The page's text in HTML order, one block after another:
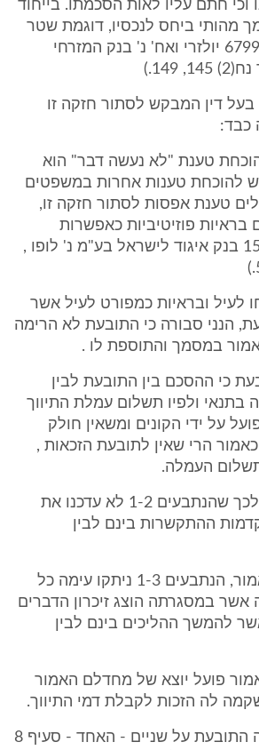
וכי חתם עליו לאות הסכמתו. בייחוד
מהותי ביחס לנכסיו, דוגמת שטר
משכנתא."(ע"א 6799/02 יולזרי ואח' נ' בנק המזרחי
149.)
בעל דין המבקש לסתור חזקה זו
כבד:
טענת "לא נעשה דבר" הוא
להוכחת טענות אחרות במשפטים
טענת אפסות לסתור חזקה זו,
בראיות פוזיטיביות כאפשרות
קרובה.(ע"א 1548/96 בנק איגוד לישראל בע"מ נ' לופו ,
לעיל ובראיות כמפורט לעיל אשר
הנני סבורה כי התובעת לא הרימה
במסמך והתוספת לו .
כי ההסכם בין התובעת לבין
1-3 הותנה בתנאי ולפיו תשלום עמלת התיווך
על ידי הקונים ומשאין חולק
הרי שאין לתובעת הזכאות ,
העמלה.
המשמעות הנודעת לכך שהנתבעים 1-2 לא עדכנו את
ההתקשרות בינם לבין
לטענת התובעת כאמור, הנתבעים 1-3 ניתקו עימה כל
במסגרתה הוצג זיכרון הדברים
להמשך ההליכים בינם לבין
פועל יוצא של מחדלם האמור
לה הזכות לקבלת דמי התיווך.
את האמור משתיתה התובעת על שניים - האחד - סעיף 8